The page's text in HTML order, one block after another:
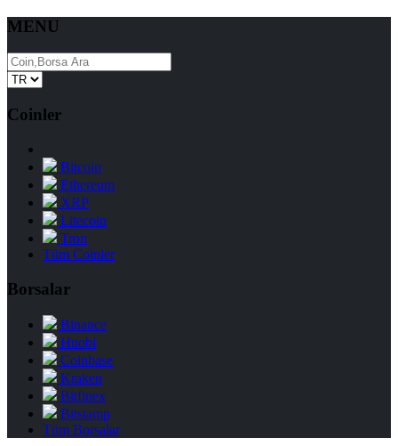
MENU
Coinler
Bitcoin
Ethereum
XRP
Litecoin
Tron
Tüm Coinler
Borsalar
Binance
Huobi
Coinbase
Kraken
Bitfinex
Bitstamp
Tüm Borsalar